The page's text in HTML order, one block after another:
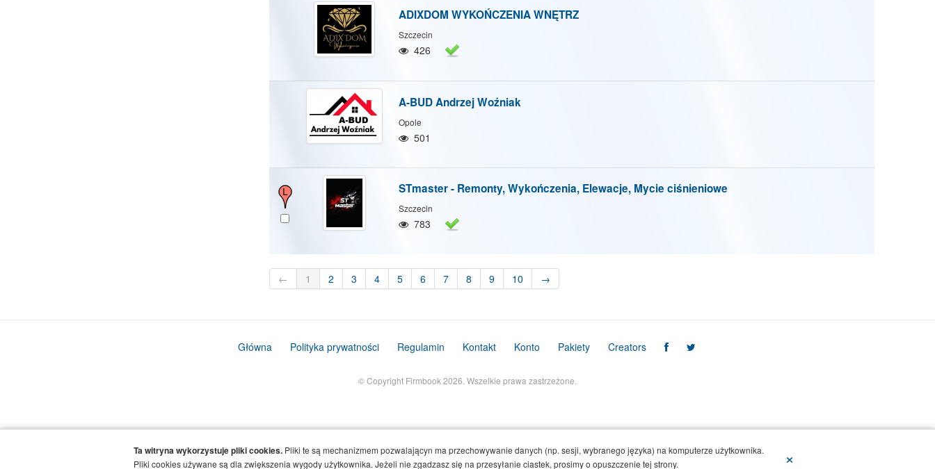
ADIXDOM WYKOŃCZENIA WNĘTRZ
Szczecin
426
A-BUD Andrzej Woźniak
Opole
501
STmaster - Remonty, Wykończenia, Elewacje, Mycie ciśnieniowe
Szczecin
783
← 1 2 3 4 5 6 7 8 9 10 →
Główna Polityka prywatności Regulamin Kontakt Konto Pakiety Creators
© Copyright Firmbook 2026. Wszelkie prawa zastrzeżone.
×
Ta witryna wykorzystuje pliki cookies. Pliki te są mechanizmem pozwalającyn ma przechowywanie danych (np. sesji, wybranego języka) na komputerze użytkownika.
Pliki cookies używane są dla zwiększenia wygody użytkownika. Jeżeli nie zgadzasz się na przesyłanie ciastek, prosimy o opuszczenie tej strony.